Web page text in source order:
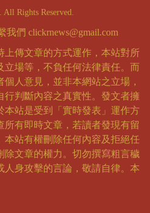
Rights Reserved.
我們 clickrnews@gmail.com
上傳文章的方式運作，本站對所
立場等，不負任何法律責任。而
人意見，並非本網站之立場，
行判斷內容之真實性。發文者擁
本站是受到「實時發表」運作方
有即時文章，若讀者發現有留
本站有權刪除任何內容及拒絕任
除文章的權力。切勿撰寫粗言穢
人身攻擊的言論，敬請自律。本